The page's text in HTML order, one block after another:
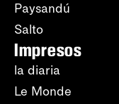
Paysandú
Salto
Impresos
la diaria
Le Monde